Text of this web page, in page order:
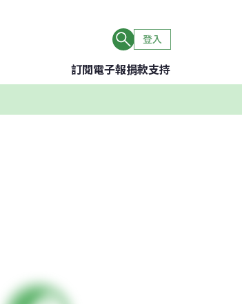
登入
訂閱電子報捐款支持